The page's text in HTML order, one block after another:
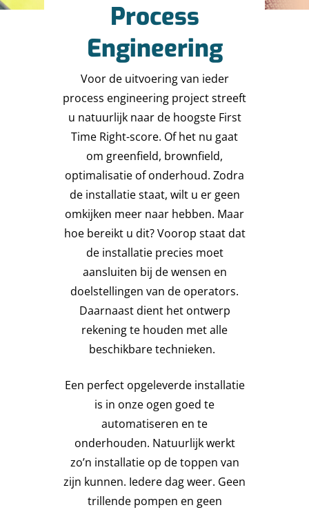
Process
Engineering
Voor de uitvoering van ieder
process engineering project streeft
u natuurlijk naar de hoogste First
Time Right-score. Of het nu gaat
om greenfield, brownfield,
optimalisatie of onderhoud. Zodra
de installatie staat, wilt u er geen
omkijken meer naar hebben. Maar
hoe bereikt u dit? Voorop staat dat
de installatie precies moet
aansluiten bij de wensen en
doelstellingen van de operators.
Daarnaast dient het ontwerp
rekening te houden met alle
beschikbare technieken.
Een perfect opgeleverde installatie
is in onze ogen goed te
automatiseren en te
onderhouden. Natuurlijk werkt
zo’n installatie op de toppen van
zijn kunnen. Iedere dag weer. Geen
trillende pompen en geen